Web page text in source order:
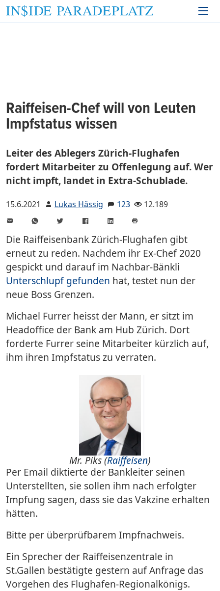
Raiffeisen-Chef will von Leuten
Impfstatus wissen
Leiter des Ablegers Zürich-Flughafen
fordert Mitarbeiter zu Offenlegung auf. Wer
nicht impft, landet in Extra-Schublade.
15.6.2021 Lukas Hässig 123
12.189
WhatsAppTwitter FacebookLinkedIn
drucken
Die Raiffeisenbank Zürich-Flughafen gibt
erneut zu reden. Nachdem ihr Ex-Chef 2020
gespickt und darauf im Nachbar-Bänkli
Unterschlupf gefunden hat, testet nun der
neue Boss Grenzen.
Michael Furrer heisst der Mann, er sitzt im
Headoffice der Bank am Hub Zürich. Dort
forderte Furrer seine Mitarbeiter kürzlich auf,
ihm ihren Impfstatus zu verraten.
Mr. Piks (Raiffeisen)
Per Email diktierte der Bankleiter seinen
Unterstellten, sie sollen ihm nach erfolgter
Impfung sagen, dass sie das Vakzine erhalten
hätten.
Bitte per überprüfbarem Impfnachweis.
Ein Sprecher der Raiffeisenzentrale in
St.Gallen bestätigte gestern auf Anfrage das
Vorgehen des Flughafen-Regionalkönigs.